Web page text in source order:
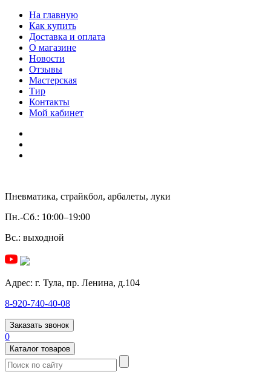
На главную
Как купить
Доставка и оплата
О магазине
Новости
Отзывы
Мастерская
Тир
Контакты
Мой кабинет
Пневматика, страйкбол, арбалеты, луки
Пн.-Сб.: 10:00–19:00
Вс.: выходной
Адрес: г. Тула, пр. Ленина, д.104
8-920-740-40-08
Заказать звонок
0
Каталог товаров